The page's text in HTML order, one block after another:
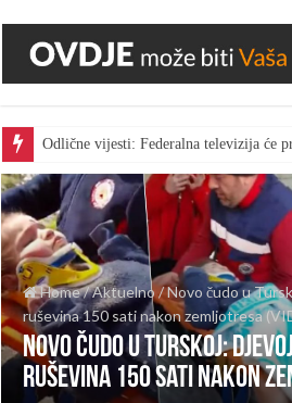
Odlične vijesti: Federalna televizija će
Home/Aktuelno /Novo čudo u
ruševina 150 sati nakon zemljotresa
Novo čudo u Turskoj:
ruševina 150 sati nakon